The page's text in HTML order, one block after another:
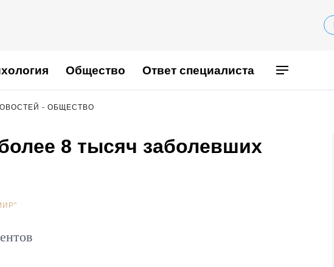
Общество Ответ специалиста
- ОБЩЕСТВО
8 тысяч заболевших